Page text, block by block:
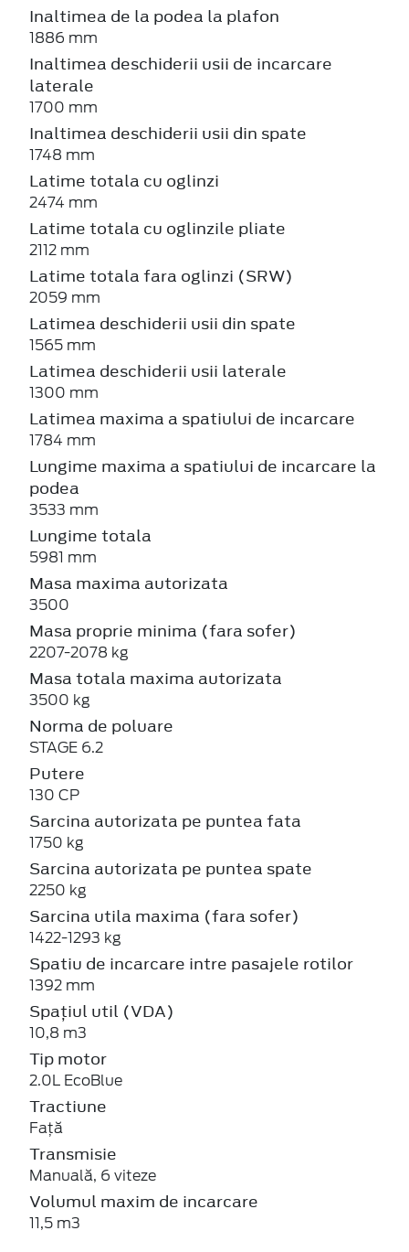
Inaltimea de la podea la plafon
1886 mm
Inaltimea deschiderii usii de incarcare
laterale
1700 mm
Inaltimea deschiderii usii din spate
1748 mm
Latime totala cu oglinzi
2474 mm
Latime totala cu oglinzile pliate
2112 mm
Latime totala fara oglinzi (SRW)
2059 mm
Latimea deschiderii usii din spate
1565 mm
Latimea deschiderii usii laterale
1300 mm
Latimea maxima a spatiului de incarcare
1784 mm
Lungime maxima a spatiului de incarcare la
podea
3533 mm
Lungime totala
5981 mm
Masa maxima autorizata
3500
Masa proprie minima (fara sofer)
2207-2078 kg
Masa totala maxima autorizata
3500 kg
Norma de poluare
STAGE 6.2
Putere
130 CP
Sarcina autorizata pe puntea fata
1750 kg
Sarcina autorizata pe puntea spate
2250 kg
Sarcina utila maxima (fara sofer)
1422-1293 kg
Spatiu de incarcare intre pasajele rotilor
1392 mm
Spațiul util (VDA)
10,8 m3
Tip motor
2.0L EcoBlue
Tractiune
Față
Transmisie
Manuală, 6 viteze
Volumul maxim de incarcare
11,5 m3